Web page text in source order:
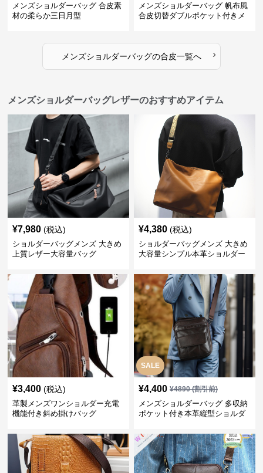
メンズショルダーバッグ 合皮素
材の柔らか三日月型
メンズショルダーバッグ 帆布風
合皮切替ダブルポケット付きメ
メンズショルダーバッグの合皮一覧へ ›
メンズショルダーバッグレザーのおすすめアイテム
¥7,980 (税込)
ショルダーバッグメンズ 大きめ
上質レザー大容量バッグ
¥4,380 (税込)
ショルダーバッグメンズ 大きめ
大容量シンプル本革ショルダー
¥3,400 (税込)
革製メンズワンショルダー充電
機能付き斜め掛けバッグ
SALE
¥4,400 ¥4890(割引前)
メンズショルダーバッグ 多収納
ポケット付き本革縦型ショルダ